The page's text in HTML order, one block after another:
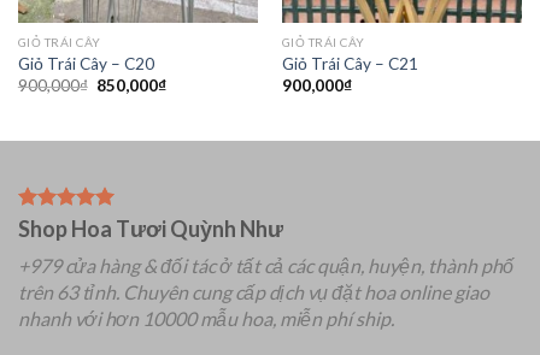
GIỎ TRÁI CÂY
Giỏ Trái Cây – C20
900,000₫ Giá
850,000₫Giá
850,000₫.
GIỎ TRÁI CÂY
Giỏ Trái Cây – C21
900,000₫
Shop Hoa Tươi Quỳnh Như
+979 cửa hàng & đối tác ở tất cả các quận, huyện, thành phố
trên 63 tỉnh. Chuyên cung cấp dịch vụ đặt hoa online giao
nhanh với hơn 10000 mẫu hoa, miễn phí ship.